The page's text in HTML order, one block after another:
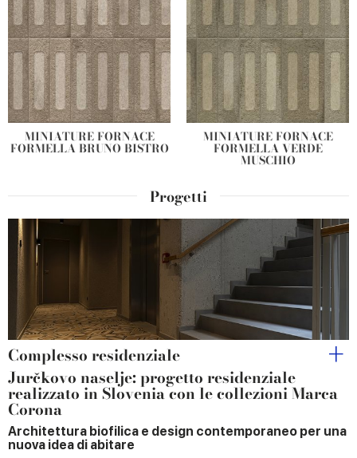
MINIATURE FORNACE
FORMELLA BRUNO BISTRO
MINIATURE FORNACE
FORMELLA VERDE
MUSCHIO
Progetti
Complesso residenziale
Jurčkovo naselje: progetto residenziale
realizzato in Slovenia con le collezioni Marca
Corona
Architettura biofilica e design contemporaneo per una
nuova idea di abitare